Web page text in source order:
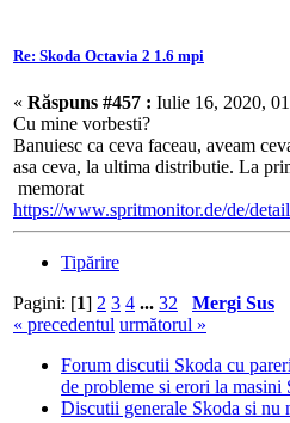
Re: Skoda Octavia 2 1.6 mpi
« Răspuns #457 : Iulie 16, 2020,
Cu mine vorbesti?
Banuiesc ca ceva faceau, aveam
asa ceva, la ultima distributie. La
memorat
https://www.spritmonitor.de/de/
Tipărire
Pagini: [1] 2 3 4 ... 32
Mergi Sus
« precedentul următorul »
Forum discutii Skoda cu
de probleme si erori la masini
Discutii generale Skoda si nu